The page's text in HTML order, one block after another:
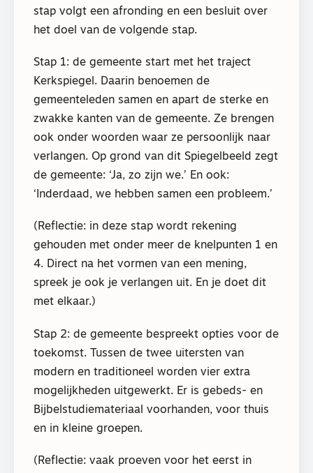
stap volgt een afronding en een besluit over
het doel van de volgende stap.
Stap 1: de gemeente start met het traject
Kerkspiegel. Daarin benoemen de
gemeenteleden samen en apart de sterke en
zwakke kanten van de gemeente. Ze brengen
ook onder woorden waar ze persoonlijk naar
verlangen. Op grond van dit Spiegelbeeld zegt
de gemeente: ‘Ja, zo zijn we.’ En ook:
‘Inderdaad, we hebben samen een probleem.’
(Reflectie: in deze stap wordt rekening
gehouden met onder meer de knelpunten 1 en
4. Direct na het vormen van een mening,
spreek je ook je verlangen uit. En je doet dit
met elkaar.)
Stap 2: de gemeente bespreekt opties voor de
toekomst. Tussen de twee uitersten van
modern en traditioneel worden vier extra
mogelijkheden uitgewerkt. Er is gebeds- en
Bijbelstudiemateriaal voorhanden, voor thuis
en in kleine groepen.
(Reflectie: vaak proeven voor het eerst in